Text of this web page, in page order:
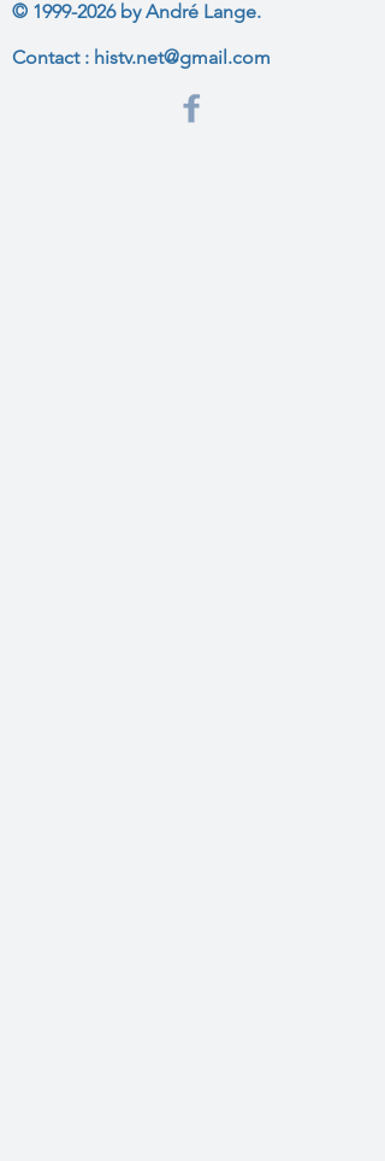
© 1999-2026by André Lange.
Contact : histv.net@gmail.com